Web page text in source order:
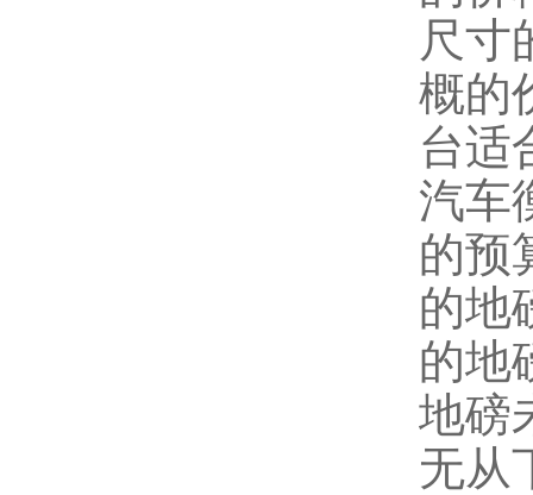
尺寸
概的
台适
汽车
的预
的地
的地
地磅
无从